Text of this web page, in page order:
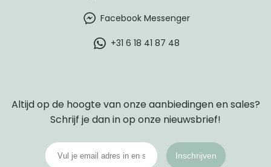
Facebook Messenger
+31 6 18 41 87 48
Altijd op de hoogte van onze aanbiedingen en sales?
Schrijf je dan in op onze nieuwsbrief!
Inschrijven